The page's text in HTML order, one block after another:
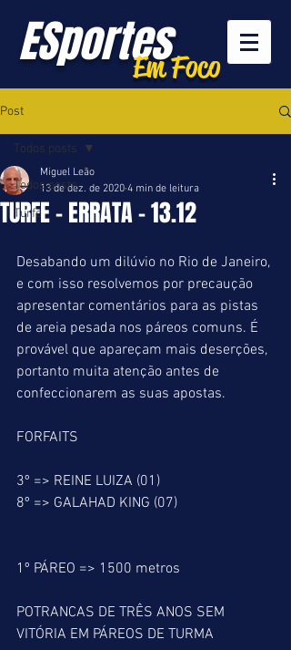
ESportesEm Foco
Post
Todos posts
Turfe
Todos posts
TURFE - ERRATA - 13.12
Miguel Leão
13 de dez. de 2020 4 min de leitura
Desabando um dilúvio no Rio de Janeiro,
e com isso resolvemos por precaução
apresentar comentários para as pistas
de areia pesada nos páreos comuns. É
provável que apareçam mais deserções,
portanto muita atenção antes de
confeccionarem as suas apostas.
FORFAITS
3º => REINE LUIZA (01)
8º => GALAHAD KING (07)
1º PÁREO => 1500 metros
POTRANCAS DE TRÊS ANOS SEM
VITÓRIA EM PÁREOS DE TURMA